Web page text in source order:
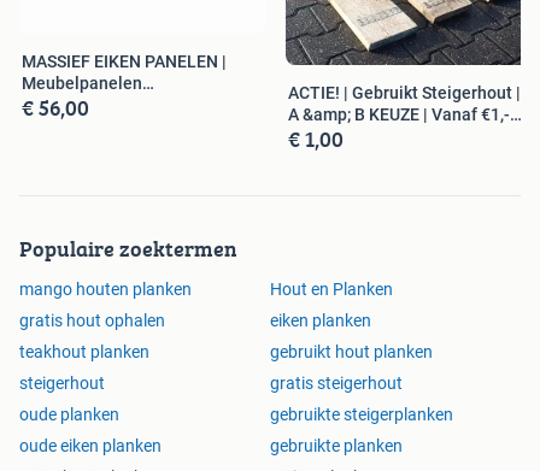
MASSIEF EIKEN PANELEN |
Meubelpanelen
Timmerpanelen | Paneel
€ 56,00
ACTIE! | Gebruikt Steigerhout |
A &amp; B KEUZE | Vanaf €1,-
p/m
€ 1,00
Populaire zoektermen
mango houten planken
Hout en Planken
gratis hout ophalen
eiken planken
teakhout planken
gebruikt hout planken
steigerhout
gratis steigerhout
oude planken
gebruikte steigerplanken
oude eiken planken
gebruikte planken